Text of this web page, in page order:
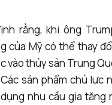
rằng, khi ông
của Mỹ có thể thay
vào thủy sản Trung
sản phẩm chủ lực
nhu cầu gia tăng